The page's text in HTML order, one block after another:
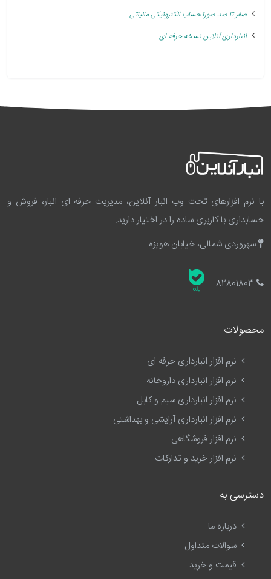
صفر تا صد صورتحساب الکترونیکی مالیاتی
انبارداری آنلاین نسخه حرفه ای
با نرم افزارهای تحت وب انبار آنلاین، مدیریت حرفه ای انبار، فروش و
حسابداری با کاربری ساده را در اختیار دارید.
سهروردی شمالی، خیابان هویزه
محصولات
نرم افزار انبارداری حرفه ای
نرم افزار انبارداری داروخانه
نرم افزار انبارداری سیم و کابل
نرم افزار انبارداری آرایشی و بهداشتی
نرم افزار فروشگاهی
نرم افزار خرید و تدارکات
دسترسی به
درباره ما
سوالات متداول
قیمت و خرید